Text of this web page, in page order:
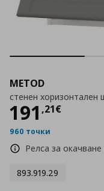
METOD
стенен хоризонтален
191 ,21€
Цена
960 точки
Релса за
893.919.29